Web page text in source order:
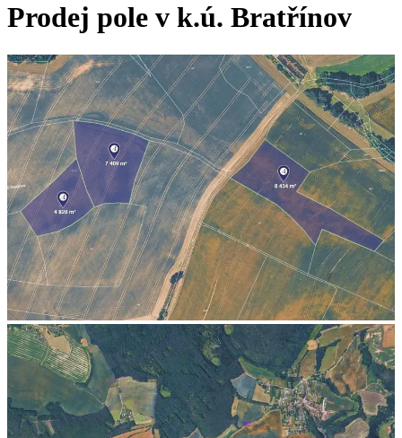
Prodej pole v k.ú. Bratřínov